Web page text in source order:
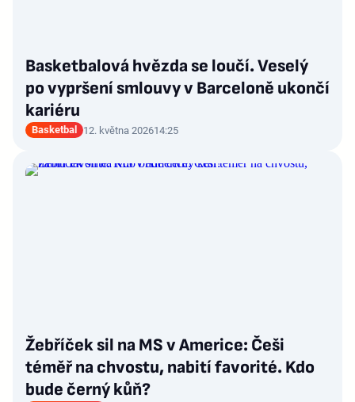
Basketbalová hvězda se loučí. Veselý
po vypršení smlouvy v Barceloně ukončí
kariéru
Basketbal 12. května 202614:25
Žebříček sil na MS v Americe: Češi
téměř na chvostu, nabití favorité. Kdo
bude černý kůň?